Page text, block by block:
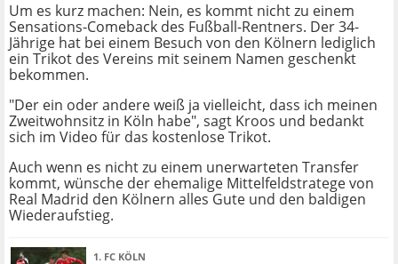
Um es kurz machen: Nein, es kommt nicht zu einem
Sensations-Comeback des Fußball-Rentners. Der 34-
Jährige hat bei einem Besuch von den Kölnern lediglich
ein Trikot des Vereins mit seinem Namen geschenkt
bekommen.
"Der ein oder andere weiß ja vielleicht, dass ich meinen
Zweitwohnsitz in Köln habe", sagt Kroos und bedankt
sich im Video für das kostenlose Trikot.
Auch wenn es nicht zu einem unerwarteten Transfer
kommt, wünsche der ehemalige Mittelfeldstratege von
Real Madrid den Kölnern alles Gute und den baldigen
Wiederaufstieg.
1. FC KÖLN